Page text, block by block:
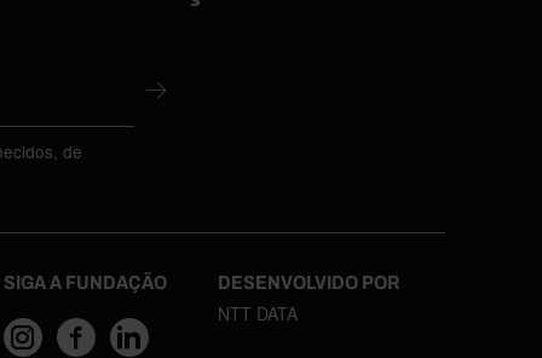
de
SIGA A FUNDAÇÃO DESENVOLVIDO POR
NTT DATA